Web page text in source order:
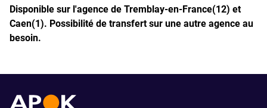
Disponible sur l'agence de Tremblay-en-France(12) et
Caen(1). Possibilité de transfert sur une autre agence au
besoin.